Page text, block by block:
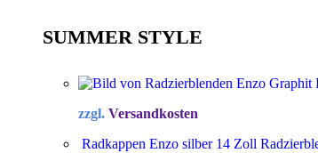
SUMMER STYLE
zzgl. Versandkosten
Radkappen Enzo silber 14 Zoll